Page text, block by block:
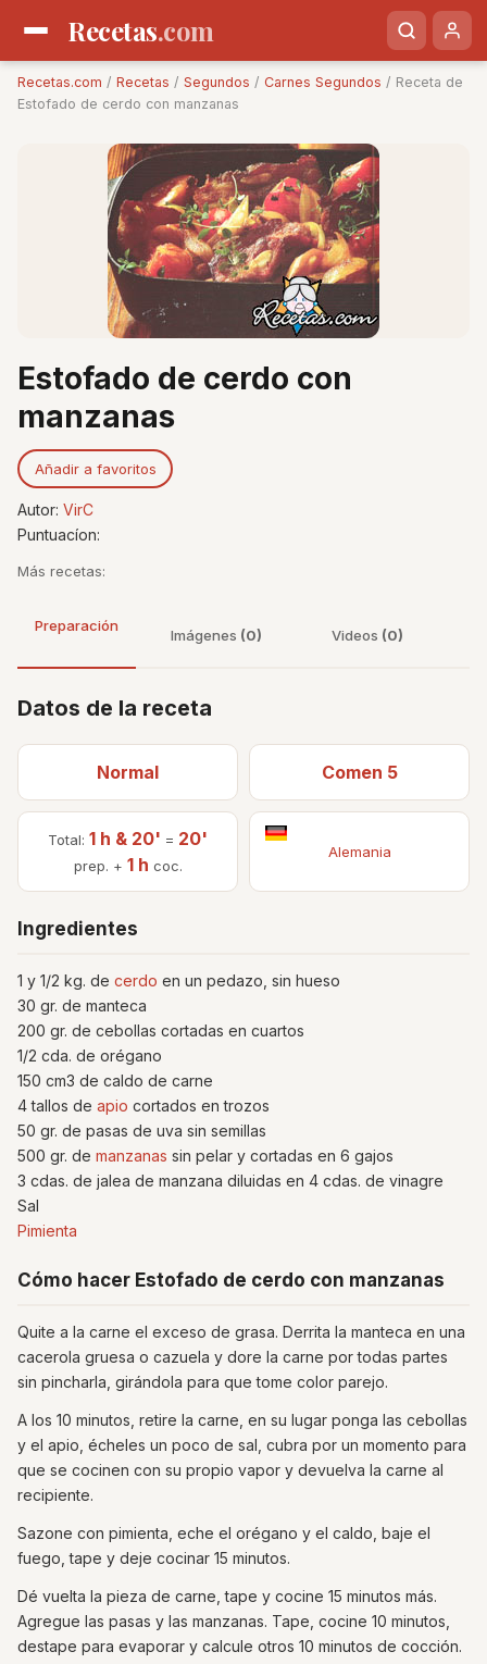
Recetas.com
Recetas.com / Recetas / Segundos / Carnes Segundos / Receta de
Estofado de cerdo con manzanas
Estofado de cerdo con
manzanas
Añadir a favoritos
Autor: VirC
Puntuacíon:
Más recetas:
Preparación
Imágenes (0) Videos (0)
Datos de la receta
Normal Comen 5
Total: 1 h & 20' = 20'
prep. + 1 h coc.
Alemania
Ingredientes
1 y 1/2 kg. de cerdo en un pedazo, sin hueso
30 gr. de manteca
200 gr. de cebollas cortadas en cuartos
1/2 cda. de orégano
150 cm3 de caldo de carne
4 tallos de apio cortados en trozos
50 gr. de pasas de uva sin semillas
500 gr. de manzanas sin pelar y cortadas en 6 gajos
3 cdas. de jalea de manzana diluidas en 4 cdas. de vinagre
Sal
Pimienta
Cómo hacer Estofado de cerdo con manzanas
Quite a la carne el exceso de grasa. Derrita la manteca en una
cacerola gruesa o cazuela y dore la carne por todas partes
sin pincharla, girándola para que tome color parejo.
A los 10 minutos, retire la carne, en su lugar ponga las cebollas
y el apio, écheles un poco de sal, cubra por un momento para
que se cocinen con su propio vapor y devuelva la carne al
recipiente.
Sazone con pimienta, eche el orégano y el caldo, baje el
fuego, tape y deje cocinar 15 minutos.
Dé vuelta la pieza de carne, tape y cocine 15 minutos más.
Agregue las pasas y las manzanas. Tape, cocine 10 minutos,
destape para evaporar y calcule otros 10 minutos de cocción.